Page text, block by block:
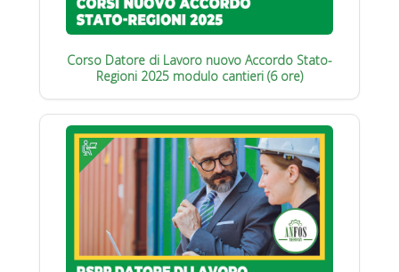
Corso Datore di Lavoro nuovo Accordo Stato-
Regioni 2025 modulo cantieri (6 ore)